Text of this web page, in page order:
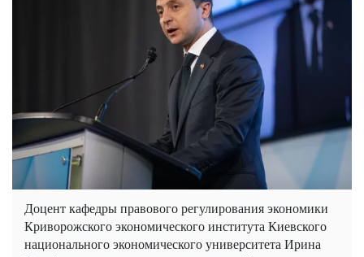
Доцент кафедры правового регулирования экономики
Криворожского экономического института Киевского
национального экономического университета Ирина